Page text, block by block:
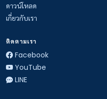
ดาวน์โหลด
เกี่ยวกับเรา
ติดตามเรา
Facebook
YouTube
LINE